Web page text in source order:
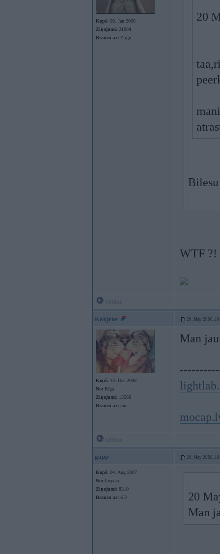
Kopš: 09. Jan 2006
Ziņojumi: 21004
Braucu ar: Zirgu
20
WTF ?!
Kakjene 20. May 2008,
Kopš: 13. Dec 2006
No: Rīga
Ziņojumi: 13560
Braucu ar: taxi
Man
gapp 20. May 2008,
Kopš: 04. Aug 2007
No: Liepāja
Ziņojumi: 8310
Braucu ar: SD
20
Man